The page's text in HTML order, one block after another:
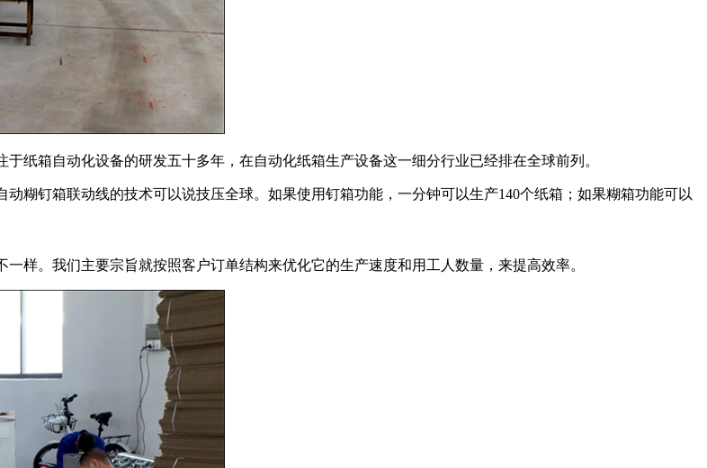
纸箱自动化设备的研发五十多年，在自动化纸箱生产设备这一细分行业已经排在全球前列。
糊钉箱联动线的技术可以说技压全球。如果使用钉箱功能，一分钟可以生产140个纸箱；如果糊箱功能可以
样。我们主要宗旨就按照客户订单结构来优化它的生产速度和用工人数量，来提高效率。